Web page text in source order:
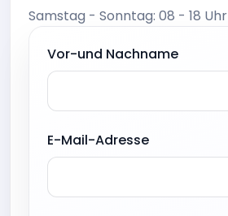
Samstag - Sonntag: 08 - 18 Uhr
Vor-und Nachname
E-Mail-Adresse